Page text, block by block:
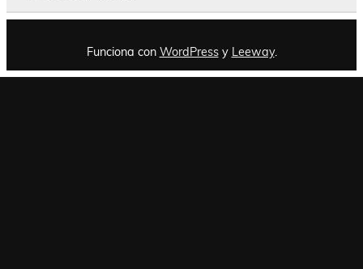
Funciona con WordPressy Leeway.